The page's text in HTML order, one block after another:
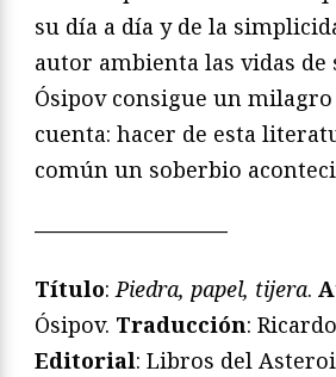
su día a día y de la
autor ambienta las vidas de
Ósipov consigue un
cuenta: hacer de esta
común un soberbio
—————————
Título:Piedra, papel, tijera.
Ósipov. Traducción:
Editorial: Libros del